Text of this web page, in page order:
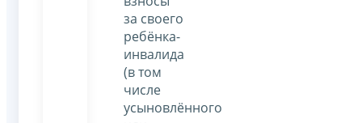
за своего
ребёнка-
инвалида
(в том
числе
усыновлённого